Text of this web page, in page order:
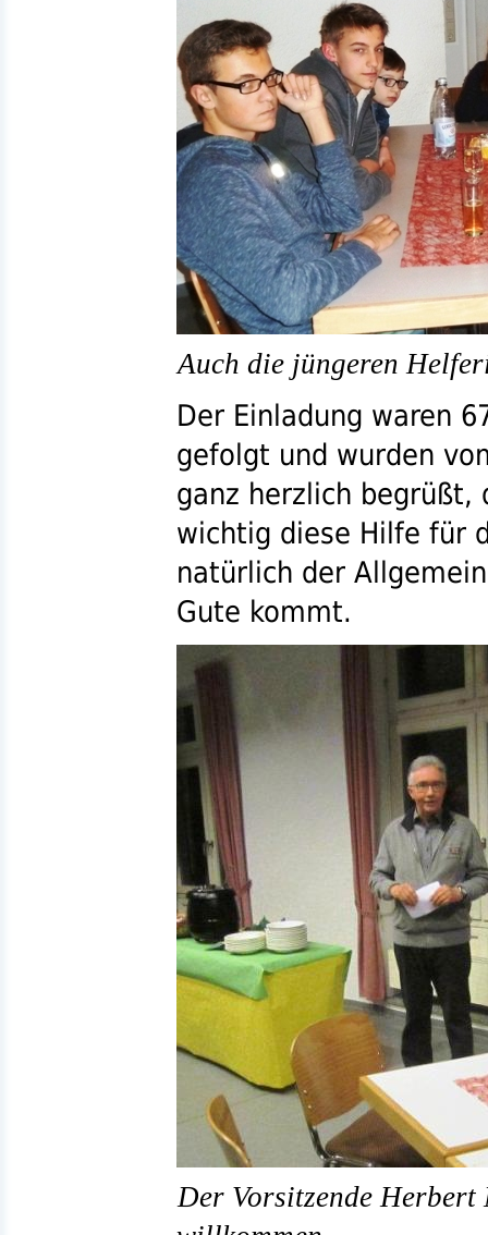
Auch die jüngeren
Der Einladung waren
gefolgt und wurden
ganz herzlich begrüßt,
wichtig diese Hilfe für
natürlich der
Gute kommt.
Der Vorsitzende